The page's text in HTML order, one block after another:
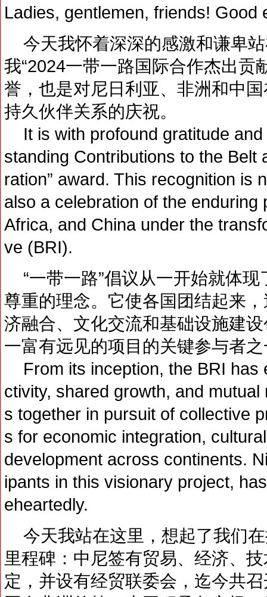
Ladies, gentlemen, friends! Good
今天我怀着深深的感激和谦卑
我“2024一带一路国际合作杰出贡
誉，也是对尼日利亚、非洲和中
持久伙伴关系的庆祝。
It is with profound gratitude and
standing Contributions to the Belt
ration” award. This recognition is
also a celebration of the
Africa, and China under the
ve (BRI).
“一带一路”倡议从一开始就体
尊重的理念。它使各国团结起来
济融合、文化交流和基础设施建
一富有远见的项目的关键参与者
From its inception, the BRI has
ctivity, shared growth, and
s together in pursuit of collective
s for economic integration,
development across continents.
ipants in this visionary project,
eheartedly.
今天我站在这里，想起了我们
里程碑：中尼签有贸易、经济、
定，并设有经贸联委会，迄今共